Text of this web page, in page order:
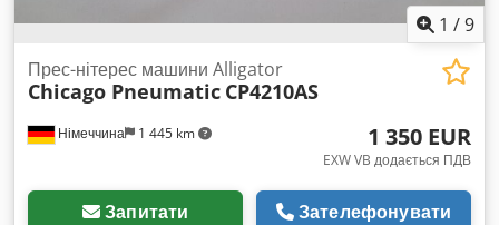
1 /9
Німеччина 1 445 km
Прес-нітерес машини Alligator
Chicago Pneumatic CP4210AS
1 350 EUR
EXW VB додається ПДВ
Запитати Зателефонувати